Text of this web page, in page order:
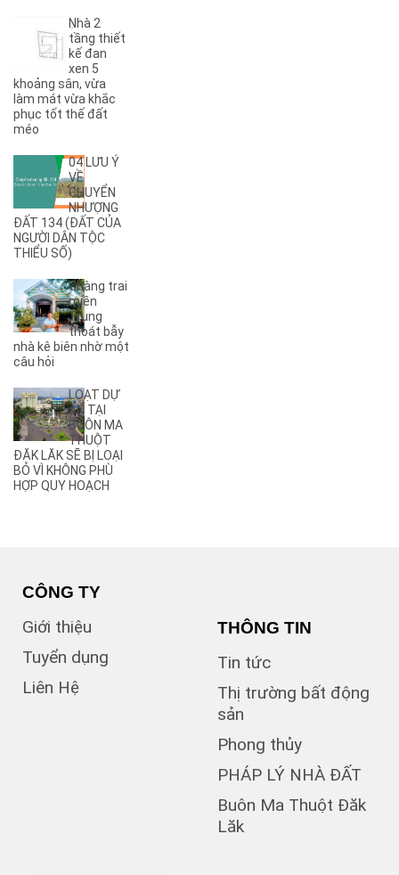
(7)
(3)
A12 (6)
A13(2)
A14(1)
A2(7)
A3(5)
A5(8)
A6(5)
A7(17)
A8(3)
A9(2)
Ama Jhao(27)
Ama Khê (44)
Ama Pui
Ami Đoan(2)
An Dương Vương (8)
Ân Phú(2)
Âu Cơ(3)
B(2)
B5(6)
Bà Triệu(1)
Bạch Đằng (1)
Bùi Hữu Nghĩa (1)
Bùi Huy Bích(3)
Nhà 2
tầng thiết
kế đan
xen 5
khoảng sân, vừa
làm mát vừa khắc
phục tốt thế đất
méo
04 LƯU Ý
VỀ
CHUYỂN
NHƯỢNG
ĐẤT 134 (ĐẤT CỦA
NGƯỜI DÂN TỘC
THIỂU SỐ)
Chàng trai
miền
Trung
thoát bẫy
nhà kê biên nhờ một
câu hỏi
LOẠT DỰ
ÁN TẠI
BUÔN MA
THUỘT
ĐĂK LĂK SẼ BỊ LOẠI
BỎ VÌ KHÔNG PHÙ
HỢP QUY HOẠCH
CÔNG TY
Giới thiệu
Tuyển dụng
Liên Hệ
THÔNG TIN
Tin tức
Thị trường bất động
sản
Phong thủy
PHÁP LÝ NHÀ ĐẤT
Buôn Ma Thuột Đăk
Lăk